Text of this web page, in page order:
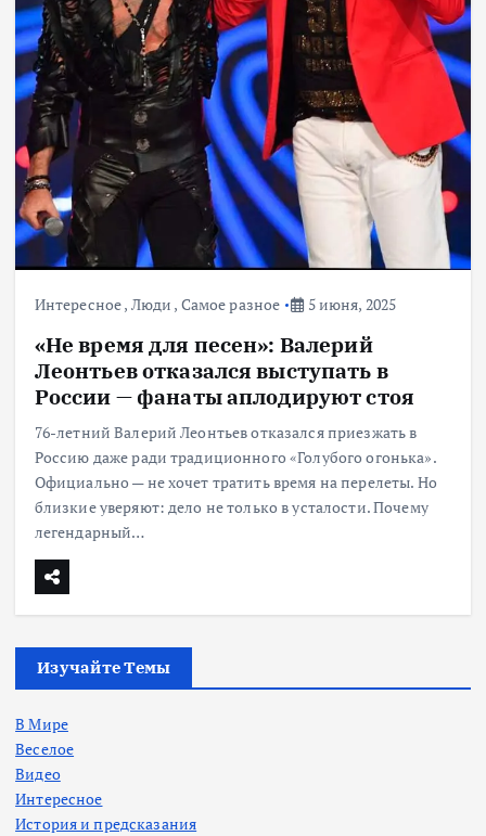
Интересное, Люди , Самое разное 5 июня, 2025
«Не время для песен»: Валерий
Леонтьев отказался выступать в
России — фанаты аплодируют стоя
76-летний Валерий Леонтьев отказался приезжать в
Россию даже ради традиционного «Голубого огонька».
Официально — не хочет тратить время на перелеты. Но
близкие уверяют: дело не только в усталости. Почему
легендарный…
Изучайте Темы
В Мире
Веселое
Видео
Интересное
История и предсказания